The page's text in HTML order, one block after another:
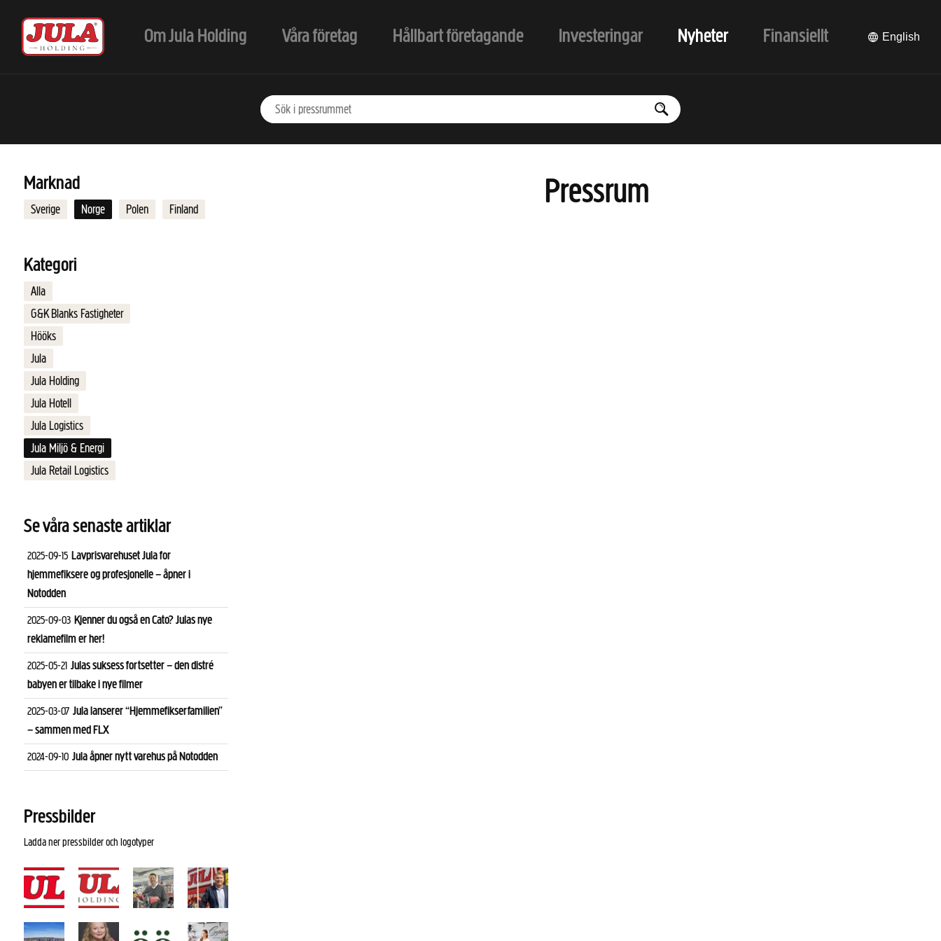
Om Jula Holding Våra företag Hållbart företagande Investeringar Nyheter Finansiellt English
Marknad
Sverige Norge Polen Finland
Kategori
Alla
G&K Blanks Fastigheter
Hööks
Jula
Jula Holding
Jula Hotell
Jula Logistics
Jula Miljö & Energi
Jula Retail Logistics
Se våra senaste artiklar
2025-09-15 Lavprisvarehuset Jula for
hjemmefiksere og profesjonelle – åpner i
Notodden
2025-09-03 Kjenner du også en Cato? Julas nye
reklamefilm er her!
2025-05-21 Julas suksess fortsetter – den distré
babyen er tilbake i nye filmer
2025-03-07 Jula lanserer “Hjemmefikserfamilien”
– sammen med FLX
2024-09-10 Jula åpner nytt varehus på Notodden
Pressbilder
Ladda ner pressbilder och logotyper
Pressrum